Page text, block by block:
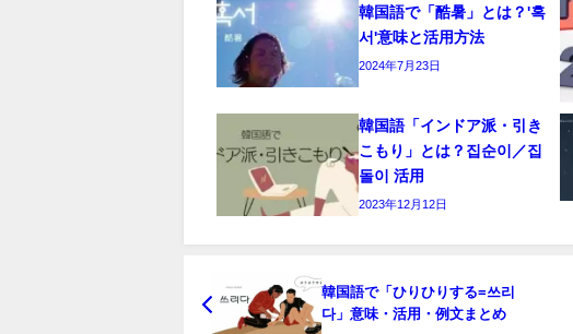
韓国語で「酷暑」とは？'혹
서'意味と活用方法
2024年7月23日
韓国語「インドア派・引き
こもり」とは？집순이／집
돌이 活用
2023年12月12日
韓国語で「ひりひりする=쓰리
다」意味・活用・例文まとめ